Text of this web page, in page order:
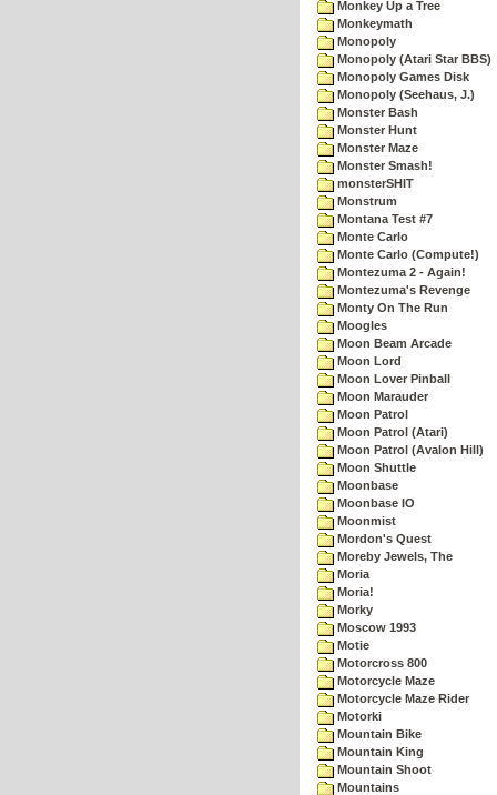
Monkey Up a Tree
Monkeymath
Monopoly
Monopoly (Atari Star BBS)
Monopoly Games Disk
Monopoly (Seehaus, J.)
Monster Bash
Monster Hunt
Monster Maze
Monster Smash!
monsterSHIT
Monstrum
Montana Test #7
Monte Carlo
Monte Carlo (Compute!)
Montezuma 2 - Again!
Montezuma's Revenge
Monty On The Run
Moogles
Moon Beam Arcade
Moon Lord
Moon Lover Pinball
Moon Marauder
Moon Patrol
Moon Patrol (Atari)
Moon Patrol (Avalon Hill)
Moon Shuttle
Moonbase
Moonbase IO
Moonmist
Mordon's Quest
Moreby Jewels, The
Moria
Moria!
Morky
Moscow 1993
Motie
Motorcross 800
Motorcycle Maze
Motorcycle Maze Rider
Motorki
Mountain Bike
Mountain King
Mountain Shoot
Mountains